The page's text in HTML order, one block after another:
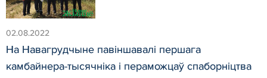
02.08.2022
На Навагрудчыне павіншавалі першага
камбайнера-тысячніка і пераможцаў спаборніцтва